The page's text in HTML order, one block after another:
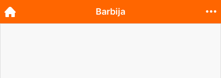
Barbija